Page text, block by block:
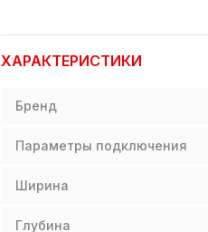
ХАРАКТЕРИСТИКИ
Бренд
Параметры подключения
Ширина
Глубина